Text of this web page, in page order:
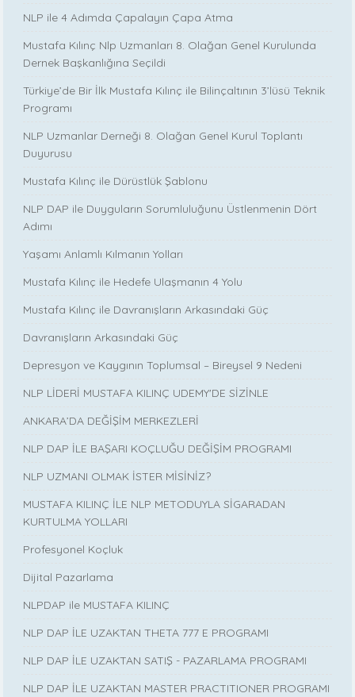
NLP ile 4 Adımda Çapalayın Çapa Atma
Mustafa Kılınç Nlp Uzmanları 8. Olağan Genel Kurulunda
Dernek Başkanlığına Seçildi
Türkiye’de Bir İlk Mustafa Kılınç ile Bilinçaltının 3’lüsü Teknik
Programı
NLP Uzmanlar Derneği 8. Olağan Genel Kurul Toplantı
Duyurusu
Mustafa Kılınç ile Dürüstlük Şablonu
NLP DAP ile Duyguların Sorumluluğunu Üstlenmenin Dört
Adımı
Yaşamı Anlamlı Kılmanın Yolları
Mustafa Kılınç ile Hedefe Ulaşmanın 4 Yolu
Mustafa Kılınç ile Davranışların Arkasındaki Güç
Davranışların Arkasındaki Güç
Depresyon ve Kaygının Toplumsal – Bireysel 9 Nedeni
NLP LİDERİ MUSTAFA KILINÇ UDEMY'DE SİZİNLE
ANKARA’DA DEĞİŞİM MERKEZLERİ
NLP DAP İLE BAŞARI KOÇLUĞU DEĞİŞİM PROGRAMI
NLP UZMANI OLMAK İSTER MİSİNİZ?
MUSTAFA KILINÇ İLE NLP METODUYLA SİGARADAN
KURTULMA YOLLARI
Profesyonel Koçluk
Dijital Pazarlama
NLPDAP ile MUSTAFA KILINÇ
NLP DAP İLE UZAKTAN THETA 777 E PROGRAMI
NLP DAP İLE UZAKTAN SATIŞ - PAZARLAMA PROGRAMI
NLP DAP İLE UZAKTAN MASTER PRACTITIONER PROGRAMI